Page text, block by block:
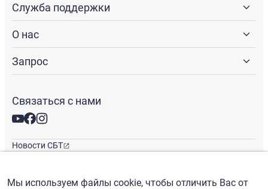
Служба поддержки
О нас
Запрос
Связаться с нами
Новости СБТ
Мы используем файлы cookie, чтобы отличить Вас от